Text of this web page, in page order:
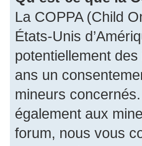
La COPPA (Child
États-Unis
potentiellement
ans un
mineurs
également aux
forum, nous vous